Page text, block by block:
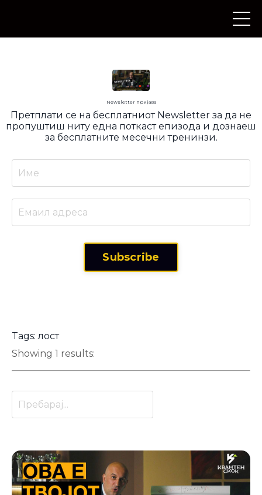
Newsletter пријава
Претплати се на бесплатниот Newsletter за да не
пропуштиш ниту една поткаст епизода и дознаеш
за бесплатните месечни тренинзи.
Subscribe
Tags: лост
Showing 1 results: